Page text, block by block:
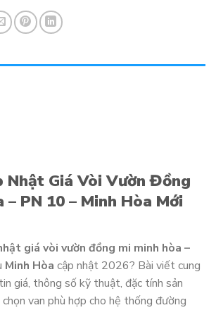
Nhật Giá Vòi Vườn Đồng
– PN 10 – Minh Hòa Mới
giá vòi vườn đồng mi minh hòa –
Minh Hòa cập nhật 2026? Bài viết cung
giá, thông số kỹ thuật, đặc tính sản
van phù hợp cho hệ thống đường